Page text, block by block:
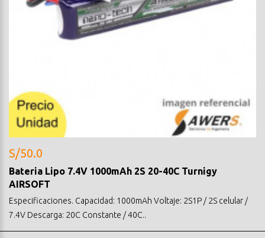
S/50.0
Bateria Lipo 7.4V 1000mAh 2S 20-40C Turnigy
AIRSOFT
Especificaciones. Capacidad: 1000mAh Voltaje: 2S1P / 2S celular /
7.4V Descarga: 20C Constante / 40C..